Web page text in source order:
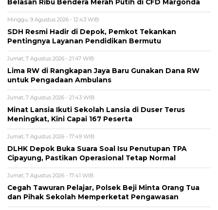
Belasan Ribu Bendera Merah Putih di CFD Margonda
Minggu, 9 Agustus 2026 - 12:43 WIB
SDH Resmi Hadir di Depok, Pemkot Tekankan
Pentingnya Layanan Pendidikan Bermutu
Jumat, 7 Agustus 2026 - 21:47 WIB
Lima RW di Rangkapan Jaya Baru Gunakan Dana RW
untuk Pengadaan Ambulans
Jumat, 7 Agustus 2026 - 21:43 WIB
Minat Lansia Ikuti Sekolah Lansia di Duser Terus
Meningkat, Kini Capai 167 Peserta
Jumat, 7 Agustus 2026 - 17:49 WIB
DLHK Depok Buka Suara Soal Isu Penutupan TPA
Cipayung, Pastikan Operasional Tetap Normal
Jumat, 7 Agustus 2026 - 17:41 WIB
Cegah Tawuran Pelajar, Polsek Beji Minta Orang Tua
dan Pihak Sekolah Memperketat Pengawasan